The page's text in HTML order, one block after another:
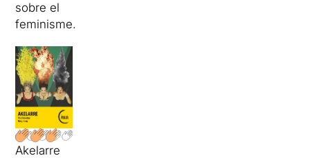
sobre el
feminisme.
Akelarre